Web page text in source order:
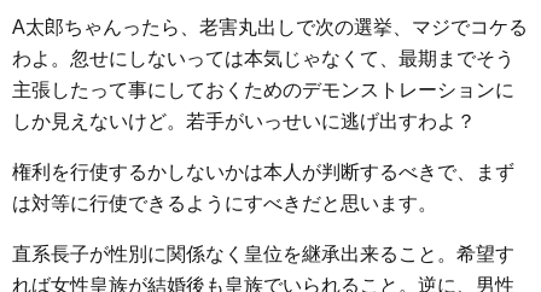
A太郎ちゃんったら、老害丸出しで次の選挙、マジでコケる
わよ。忽せにしないっては本気じゃなくて、最期までそう
主張したって事にしておくためのデモンストレーションに
しか見えないけど。若手がいっせいに逃げ出すわよ？
権利を行使するかしないかは本人が判断するべきで、まず
は対等に行使できるようにすべきだと思います。
直系長子が性別に関係なく皇位を継承出来ること。希望す
れば女性皇族が結婚後も皇族でいられること。逆に、男性